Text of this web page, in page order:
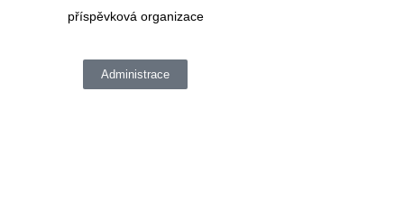
příspěvková organizace
Administrace